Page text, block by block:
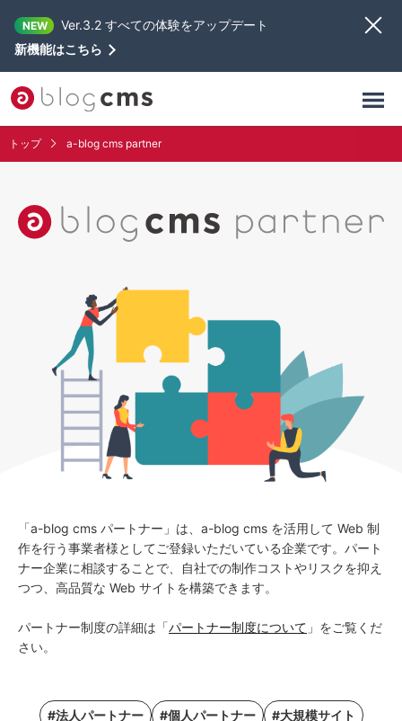
NEW
Ver.3.2 すべての体験をアップデート
新機能はこちら
トップ a-blog cms partner
「a-blog cms パートナー」は、a-blog cms を活用して Web 制
作を行う事業者様としてご登録いただいている企業です。パート
ナー企業に相談することで、自社での制作コストやリスクを抑え
つつ、高品質な Web サイトを構築できます。
パートナー制度の詳細は「パートナー制度について 」をご覧くだ
さい。
#法人パートナー #個人パートナー
#大規模サイト